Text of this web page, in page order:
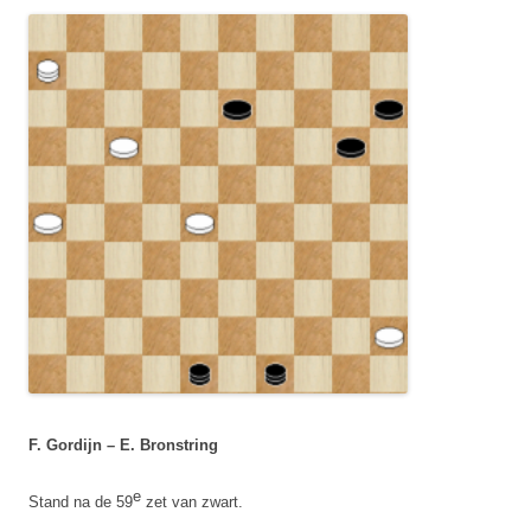
F. Gordijn – E. Bronstring
Stand na de 59e zet van zwart.